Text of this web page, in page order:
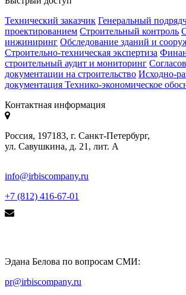
Технический заказчик Генеральный
проектированием Строительный контроль
инжиниринг Обследование зданий и
Строительно-техническая экспертиза
строительный аудит и мониторинг
документации на строительство Исходно-
документация Технико-экономическое
Контактная информация
Россия, 197183, г. Санкт-Петербург,
ул. Савушкина, д. 21, лит. А
info@irbiscompany.ru
+7 (812) 416-67-01
Эдана Белова по вопросам СМИ:
pr@irbiscompany.ru